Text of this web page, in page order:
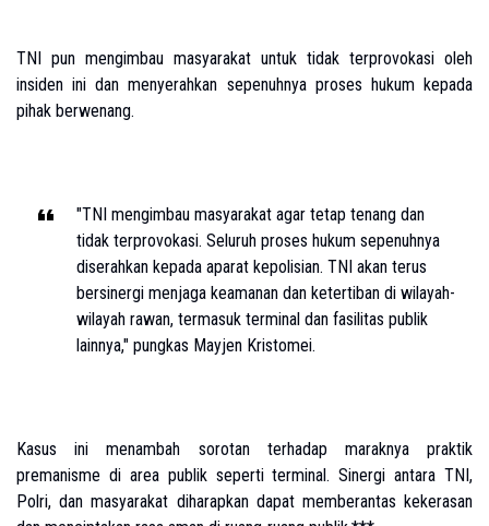
TNI pun mengimbau masyarakat untuk tidak terprovokasi oleh
insiden ini dan menyerahkan sepenuhnya proses hukum kepada
pihak berwenang.
"TNI mengimbau masyarakat agar tetap tenang dan
tidak terprovokasi. Seluruh proses hukum sepenuhnya
diserahkan kepada aparat kepolisian. TNI akan terus
bersinergi menjaga keamanan dan ketertiban di wilayah-
wilayah rawan, termasuk terminal dan fasilitas publik
lainnya," pungkas Mayjen Kristomei.
Kasus ini menambah sorotan terhadap maraknya praktik
premanisme di area publik seperti terminal. Sinergi antara TNI,
Polri, dan masyarakat diharapkan dapat memberantas kekerasan